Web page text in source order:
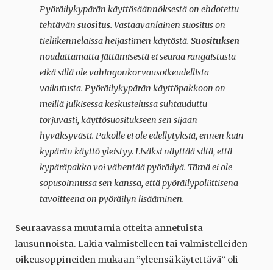
Pyöräilykypärän käyttösäännöksestä on ehdotettu
tehtävän suositus. Vastaavanlainen suositus on
tieliikennelaissa heijastimen käytöstä. Suosituksen
noudattamatta jättämisestä ei seuraa rangaistusta
eikä sillä ole vahingonkorvausoikeudellista
vaikutusta. Pyöräilykypärän käyttöpakkoon on
meillä julkisessa keskustelussa suhtauduttu
torjuvasti, käyttösuositukseen sen sijaan
hyväksyvästi. Pakolle ei ole edellytyksiä, ennen kuin
kypärän käyttö yleistyy. Lisäksi näyttää siltä, että
kypäräpakko voi vähentää pyöräilyä. Tämä ei ole
sopusoinnussa sen kanssa, että pyöräilypoliittisena
tavoitteena on pyöräilyn lisääminen.
Seuraavassa muutamia otteita annetuista
lausunnoista. Lakia valmistelleen tai valmistelleiden
oikeusoppineiden mukaan ”yleensä käytettävä” oli